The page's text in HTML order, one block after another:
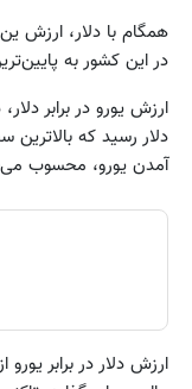
همگام با دلار، ارزش
در این کشور به
آمدن یورو، محسوب